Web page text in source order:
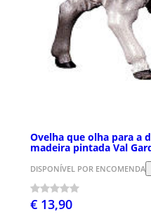
Ovelha que olha para a
madeira pintada Val
DISPONÍVEL POR ENCOMENDA
€ 13,90